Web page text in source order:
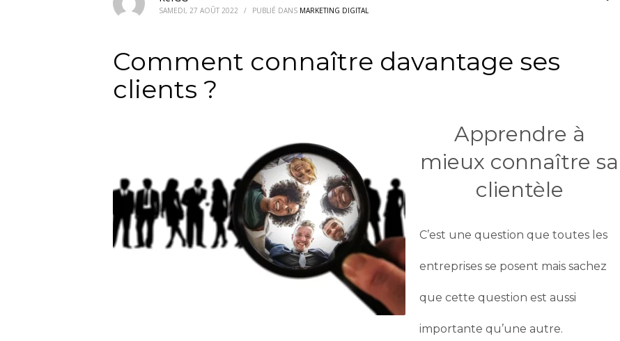
SAMEDI, 27 AOÛT 2022 / PUBLIÉ DANS MARKETING DIGITAL
Comment connaître davantage ses
clients ?
Apprendre à
mieux connaître sa
clientèle
C’est une question que toutes les
entreprises se posent mais sachez
que cette question est aussi
importante qu’une autre.